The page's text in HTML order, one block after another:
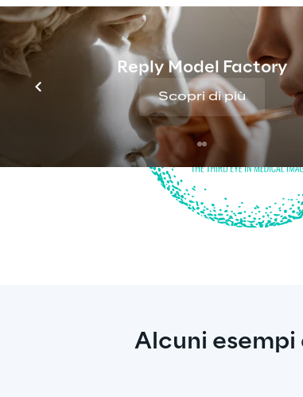
Reply Model Factory
Scopri di più
Alcuni